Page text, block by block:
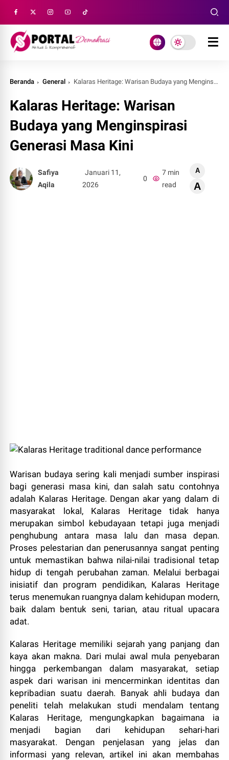
Beranda General Kalaras Heritage: Warisan Budaya yang Menginspirasi Generasi Masa Kini
Kalaras Heritage: Warisan
Budaya yang Menginspirasi
Generasi Masa Kini
Safiya
Aqila
Januari 11,
2026
0
7 min
read
A
A
Warisan budaya sering kali menjadi sumber inspirasi
bagi generasi masa kini, dan salah satu contohnya
adalah Kalaras Heritage. Dengan akar yang dalam di
masyarakat lokal, Kalaras Heritage tidak hanya
merupakan simbol kebudayaan tetapi juga menjadi
penghubung antara masa lalu dan masa depan.
Proses pelestarian dan penerusannya sangat penting
untuk memastikan bahwa nilai-nilai tradisional tetap
hidup di tengah perubahan zaman. Melalui berbagai
inisiatif dan program pendidikan, Kalaras Heritage
terus menemukan ruangnya dalam kehidupan modern,
baik dalam bentuk seni, tarian, atau ritual upacara
adat.
Kalaras Heritage memiliki sejarah yang panjang dan
kaya akan makna. Dari mulai awal mula penyebaran
hingga perkembangan dalam masyarakat, setiap
aspek dari warisan ini mencerminkan identitas dan
kepribadian suatu daerah. Banyak ahli budaya dan
peneliti telah melakukan studi mendalam tentang
Kalaras Heritage, mengungkapkan bagaimana ia
menjadi bagian dari kehidupan sehari-hari
masyarakat. Dengan penjelasan yang jelas dan
informasi yang relevan, artikel ini akan membahas